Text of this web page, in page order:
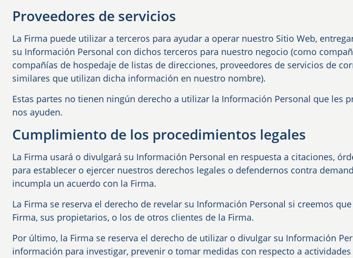
Proveedores de servicios
La Firma puede utilizar a terceros para ayudar a operar nuestro Sitio Web,
su Información Personal con dichos terceros para nuestro negocio (como
compañías de hospedaje de listas de direcciones, proveedores de servicios de
similares que utilizan dicha información en nuestro nombre).
Estas partes no tienen ningún derecho a utilizar la Información Personal que les
nos ayuden.
Cumplimiento de los procedimientos legales
La Firma usará o divulgará su Información Personal en respuesta a citaciones,
para establecer o ejercer nuestros derechos legales o defendernos contra
incumpla un acuerdo con la Firma.
La Firma se reserva el derecho de revelar su Información Personal si creemos
Firma, sus propietarios, o los de otros clientes de la Firma.
Por último, la Firma se reserva el derecho de utilizar o divulgar su Información
información para investigar, prevenir o tomar medidas con respecto a